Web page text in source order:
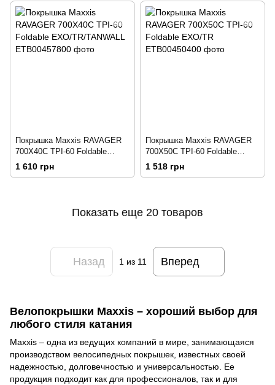
Покрышка Maxxis RAVAGER
700X40C TPI-60 Foldable
EXO/TR/TANWALL
1 610 грн
Покрышка Maxxis RAVAGER
700X50C TPI-60 Foldable
EXO/TR
1 518 грн
Показать еще 20 товаров
Назад 1 из 11 Вперед
Велопокрышки Maxxis – хороший выбор для
любого стиля катания
Maxxis – одна из ведущих компаний в мире, занимающаяся
производством велосипедных покрышек, известных своей
надежностью, долговечностью и универсальностью. Ее
продукция подходит как для профессионалов, так и для